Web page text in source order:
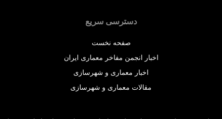
دسترسی سریع
صفحه نخست
اخبار انجمن مفاخر معماری ایران
اخبار معماری و شهرسازی
مقالات معماری و شهرسازی